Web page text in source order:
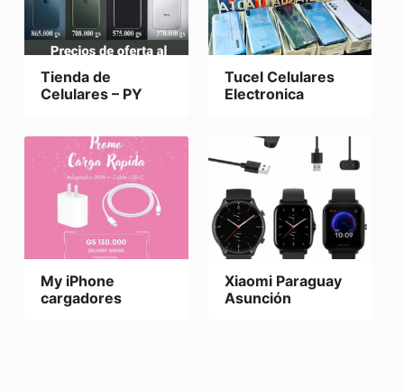
Tienda de
Celulares – PY
Tucel Celulares
Electronica
My iPhone
cargadores
Xiaomi Paraguay
Asunción